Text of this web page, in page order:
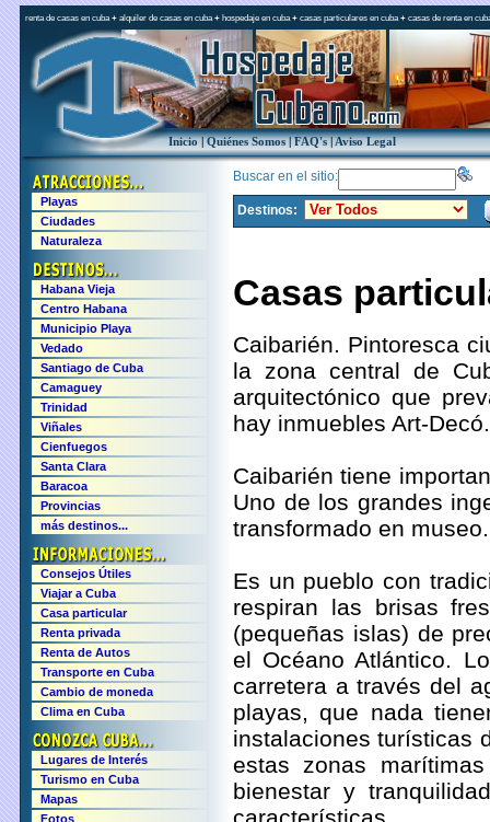
renta de casas en cuba+ alquiler de casas en cuba+ hospedaje en cuba+ casas particulares en cuba+ casas de renta en
Inicio|Quiénes Somos|FAQ's|Aviso Legal
Buscar en el sitio:
Destinos:
Casas
Caibarién. Pintoresca
la zona central de
arquitectónico que
hay inmuebles Art-Decó.
Caibarién tiene
Uno de los grandes
transformado en museo.
Es un pueblo con
respiran las brisas
(pequeñas islas) de
el Océano Atlántico.
carretera a través del
playas, que nada
instalaciones turísticas
estas zonas
bienestar y
Playas
Ciudades
Naturaleza
Habana Vieja
Centro Habana
Municipio Playa
Vedado
Santiago de Cuba
Camaguey
Trinidad
Viñales
Cienfuegos
Santa Clara
Baracoa
Provincias
más destinos...
Consejos Útiles
Viajar a Cuba
Casa particular
Renta privada
Renta de Autos
Transporte en Cuba
Cambio de moneda
Clima en Cuba
Lugares de Interés
Turismo en Cuba
Mapas
Fotos